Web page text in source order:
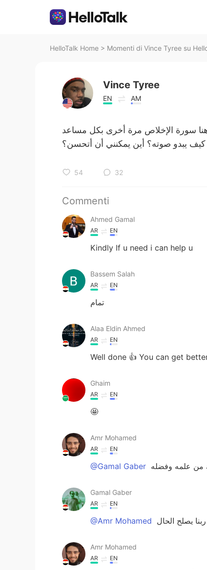
HelloTalk Home > Momenti di Vince Tyree su
Vince Tyree
EN AM
هنا سورة الإخلاص مرة أخرى بكل مساعد
يبدو صوته؟ أين يمكنني أن أتحسن؟
54 32
Commenti
Ahmed Gamal
AR EN
Kindly If u need i can help u
Bassem Salah
AR EN
تمام
Alaa Eldin Ahmed
AR EN
Well done 👍 You can get
Ghaim
AR EN
🤩
Amr Mohamed
AR EN
@Gamal Gaber من علمه وفضله
Gamal Gaber
AR EN
@Amr Mohamed يصلح الحال
Amr Mohamed
AR EN